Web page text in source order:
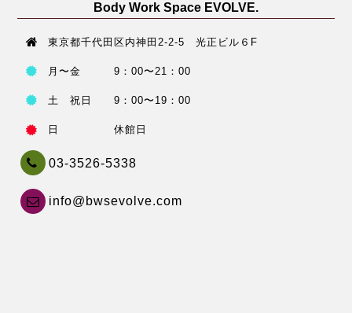
Body Work Space EVOLVE.
東京都千代田区内神田2-2-5 光正ビル６F
月〜金 9：00〜21：00
土 祝日 9：00〜19：00
日 休館日
03-3526-5338
info@bwsevolve.com